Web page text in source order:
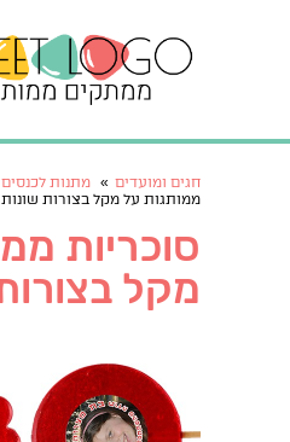
חגים ומועדים » מתנות
ממותגות על מקל בצורות שונות
סוכריות
מקל